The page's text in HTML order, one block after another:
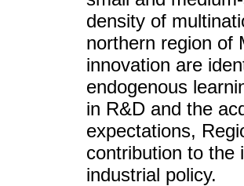
density of
northern region of
innovation are
endogenous
in R&D and the
expectations,
contribution to the
industrial policy.